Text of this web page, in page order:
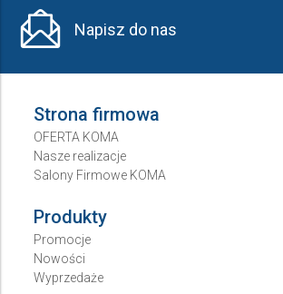
Napisz do nas
Strona firmowa
OFERTA KOMA
Nasze realizacje
Salony Firmowe KOMA
Produkty
Promocje
Nowości
Wyprzedaże